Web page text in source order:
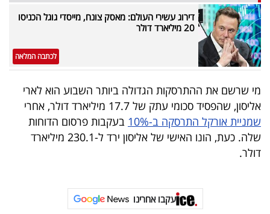
אחרינו:
דירוג עשירי העולם: מאסק צונח, מייסדי גוגל הכניסו
20 מיליארד דולר
לכתבה המלאה
מי שרשם את ההתרסקות הגדולה ביותר השבוע הוא לארי
אליסון, שהפסיד סכומי עתק של 17.7 מיליארד דולר, אחרי
שמניית אורקל התרסקה ב-10%
בעקבות פרסום הדוחות
שלה. כעת, הונו האישי של אליסון ירד ל-230.1 מיליארד
דולר.
עקבו אחרינו